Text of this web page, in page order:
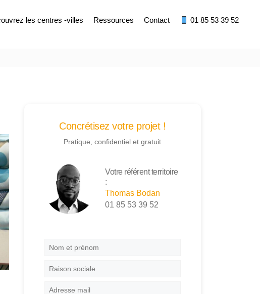
les centres -villes Ressources Contact 01 85 53 39 52
Concrétisez votre projet !
Pratique, confidentiel et gratuit
Votre référent territoire
:
Thomas Bodan
01 85 53 39 52
Nom
prénom*
Raison
Adresse